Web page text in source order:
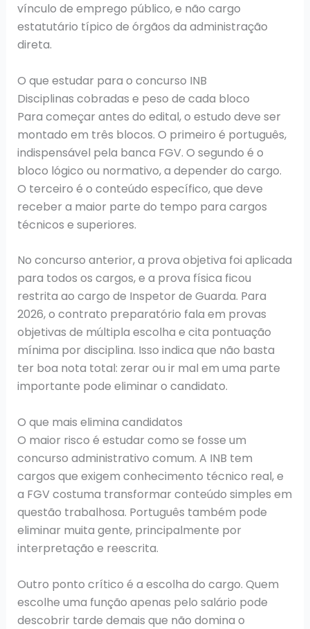
vínculo de emprego público, e não cargo
estatutário típico de órgãos da administração
direta.
O que estudar para o concurso INB
Disciplinas cobradas e peso de cada bloco
Para começar antes do edital, o estudo deve ser
montado em três blocos. O primeiro é português,
indispensável pela banca FGV. O segundo é o
bloco lógico ou normativo, a depender do cargo.
O terceiro é o conteúdo específico, que deve
receber a maior parte do tempo para cargos
técnicos e superiores.
No concurso anterior, a prova objetiva foi aplicada
para todos os cargos, e a prova física ficou
restrita ao cargo de Inspetor de Guarda. Para
2026, o contrato preparatório fala em provas
objetivas de múltipla escolha e cita pontuação
mínima por disciplina. Isso indica que não basta
ter boa nota total: zerar ou ir mal em uma parte
importante pode eliminar o candidato.
O que mais elimina candidatos
O maior risco é estudar como se fosse um
concurso administrativo comum. A INB tem
cargos que exigem conhecimento técnico real, e
a FGV costuma transformar conteúdo simples em
questão trabalhosa. Português também pode
eliminar muita gente, principalmente por
interpretação e reescrita.
Outro ponto crítico é a escolha do cargo. Quem
escolhe uma função apenas pelo salário pode
descobrir tarde demais que não domina o